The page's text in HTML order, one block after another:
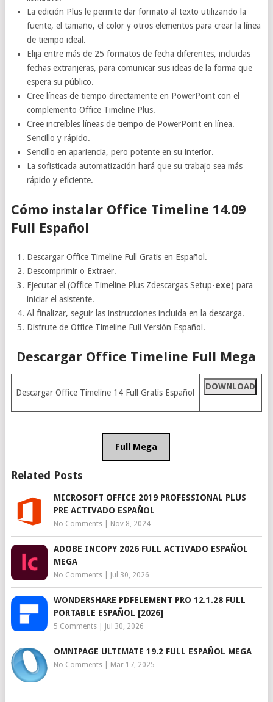
La edición Plus le permite dar formato al texto utilizando la
fuente, el tamaño, el color y otros elementos para crear la línea
de tiempo ideal.
Elija entre más de 25 formatos de fecha diferentes, incluidas
fechas extranjeras, para comunicar sus ideas de la forma que
espera su público.
Cree líneas de tiempo directamente en PowerPoint con el
complemento Office Timeline Plus.
Cree increíbles líneas de tiempo de PowerPoint en línea.
Sencillo y rápido.
Sencillo en apariencia, pero potente en su interior.
La sofisticada automatización hará que su trabajo sea más
rápido y eficiente.
Cómo instalar Office Timeline 14.09
Full Español
Descargar Office Timeline Full Gratis en Español.
Descomprimir o Extraer.
Ejecutar el (Office Timeline Plus Zdescargas Setup-exe) para
iniciar el asistente.
Al finalizar, seguir las instrucciones incluida en la descarga.
Disfrute de Office Timeline Full Versión Español.
Descargar Office Timeline Full Mega
Descargar Office Timeline 14 Full Gratis Español
DOWNLOAD
Full Mega
Related Posts
MICROSOFT OFFICE 2019 PROFESSIONAL PLUS
PRE ACTIVADO ESPAÑOL
No Comments| Nov 8, 2024
ADOBE INCOPY 2026 FULL ACTIVADO ESPAÑOL
MEGA
No Comments| Jul 30, 2026
WONDERSHARE PDFELEMENT PRO 12.1.28 FULL
PORTABLE ESPAÑOL [2026]
5 Comments| Jul 30, 2026
OMNIPAGE ULTIMATE 19.2 FULL ESPAÑOL MEGA
No Comments| Mar 17, 2025